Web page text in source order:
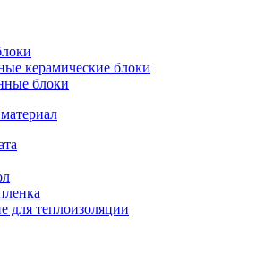
керамические блоки
блоки
для теплоизоляции